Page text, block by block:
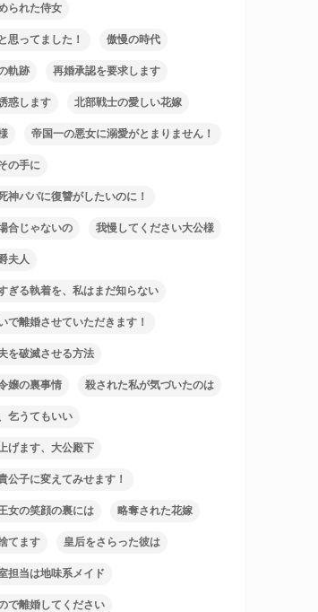
られた侍女
思ってました！ 傲慢の時代
軌跡 再婚承認を要求します
惑します 北部戦士の愛しい花嫁
帝国一の悪女に溺愛がとまりません！
の手に
神パパに復讐がしたいのに！
合じゃないの 我慢してください大公様
夫人
ぎる執着を、私はまだ知らない
で離婚させていただきます！
を破滅させる方法
嬢の裏事情 殺された私が気づいたのは
乞うてもいい
げます、大公殿下
公子に変えてみせます！
女の笑顔の裏には 略奪された花嫁
てます 皇后をさらった彼は
担当は地味系メイド
で離婚してください